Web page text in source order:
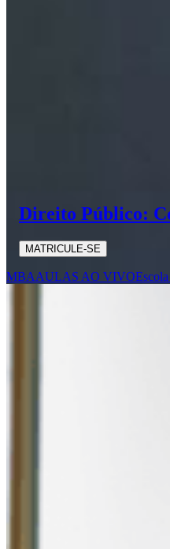
Direito Público:
MATRICULE-SE
MBAAULAS AO VIVO